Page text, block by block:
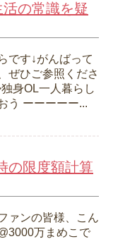
の常識を疑
です↓がんばって
ぜひご参照くださ
身OL一人暮らし
う ーーーーー...
の限度額計算
ァンの皆様、こん
万まめこで